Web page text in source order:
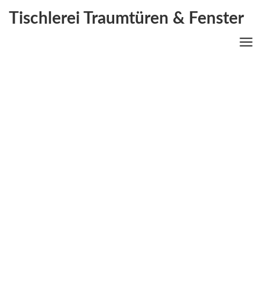
Tischlerei Traumtüren & Fenster